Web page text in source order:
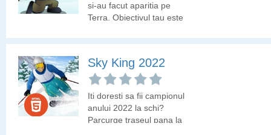
si-au facut aparitia pe
Terra. Obiectivul tau este
Sky King 2022
Iti doresti sa fii campionul
anului 2022 la schi?
Parcurge traseul pana la